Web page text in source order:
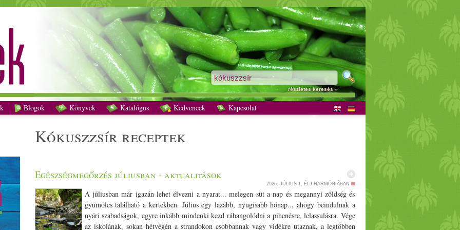
kókuszzsír receptek - Vegetáriánus receptek
részletes keresés »
Blogok Könyvek Katalógus Kedvencek Kapcsolat
kókuszzsír receptek
Egészségmegőrzés júliusban - aktualitások
2026. JÚLIUS 1. ÉLJ HARMÓNIÁBAN
A júliusban már igazán lehet élvezni a nyarat... melegen süt a nap és megannyi zöldség és
gyümölcs található a kertekben. Július egy lazább, nyugisabb hónap... ahogy beindulnak a
nyári szabadságok, egyre inkább mindenki kezd ráhangolódni a pihenésre, lelassulásra. Vége
az iskolának, sokan hétvégén a strandokon csobbannak vagy vidékre utaznak, a legtöbben